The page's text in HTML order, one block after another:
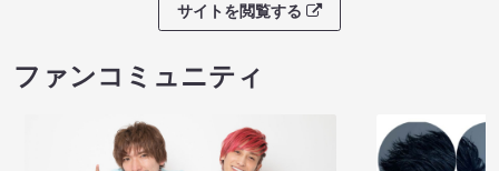
サイトを閲覧する
ファンコミュニティ